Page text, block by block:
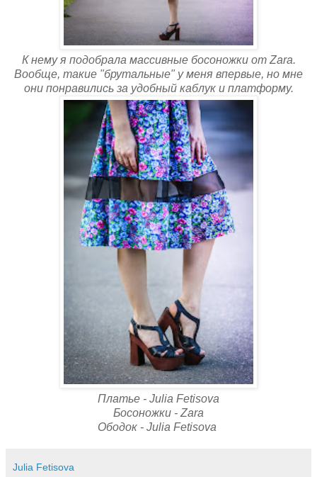
К нему я подобрала массивные босоножки от Zara.
Вообще, такие "брутальные" у меня впервые, но мне
они понравились за удобный каблук и платформу.
Платье - Julia Fetisova
Босоножки - Zara
Ободок - Julia Fetisova
Julia Fetisova